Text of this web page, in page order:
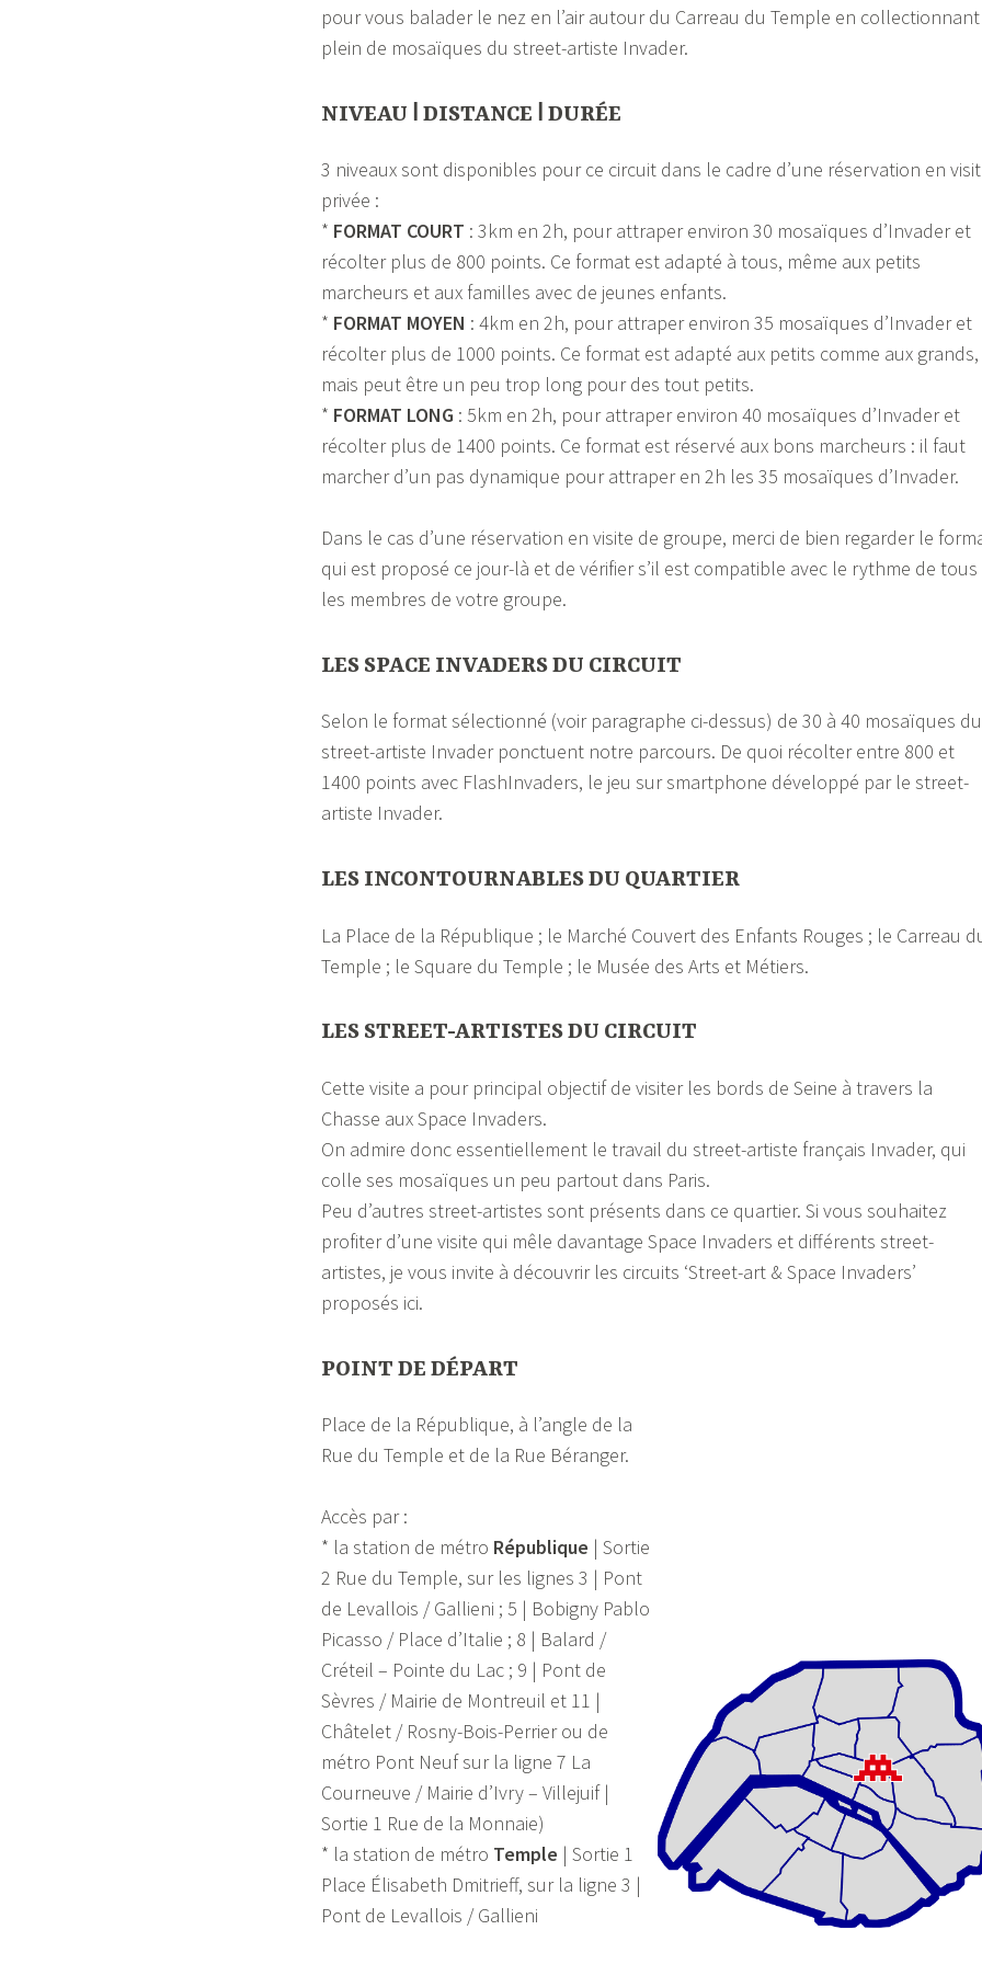
pour vous balader le nez en l’air autour du Carreau du Temple en collectionnant
plein de mosaïques du street-artiste Invader.
NIVEAU ǀ DISTANCE ǀ DURÉE
3 niveaux sont disponibles pour ce circuit dans le cadre d’une réservation en
privée :
* FORMAT COURT : 3km en 2h, pour attraper environ 30 mosaïques d’Invader et
récolter plus de 800 points. Ce format est adapté à tous, même aux petits
marcheurs et aux familles avec de jeunes enfants.
* FORMAT MOYEN : 4km en 2h, pour attraper environ 35 mosaïques d’Invader et
récolter plus de 1000 points. Ce format est adapté aux petits comme aux grands,
mais peut être un peu trop long pour des tout petits.
* FORMAT LONG : 5km en 2h, pour attraper environ 40 mosaïques d’Invader et
récolter plus de 1400 points. Ce format est réservé aux bons marcheurs : il faut
marcher d’un pas dynamique pour attraper en 2h les 35 mosaïques d’Invader.
Dans le cas d’une réservation en visite de groupe, merci de bien regarder le
qui est proposé ce jour-là et de vérifier s’il est compatible avec le rythme de tous
les membres de votre groupe.
LES SPACE INVADERS DU CIRCUIT
Selon le format sélectionné (voir paragraphe ci-dessus) de 30 à 40 mosaïques du
street-artiste Invader ponctuent notre parcours. De quoi récolter entre 800 et
1400 points avec FlashInvaders, le jeu sur smartphone développé par le street-
artiste Invader.
LES INCONTOURNABLES DU QUARTIER
La Place de la République ; le Marché Couvert des Enfants Rouges ; le Carreau
Temple ; le Square du Temple ; le Musée des Arts et Métiers.
LES STREET-ARTISTES DU CIRCUIT
Cette visite a pour principal objectif de visiter les bords de Seine à travers la
Chasse aux Space Invaders.
On admire donc essentiellement le travail du street-artiste français Invader, qui
colle ses mosaïques un peu partout dans Paris.
Peu d’autres street-artistes sont présents dans ce quartier. Si vous souhaitez
profiter d’une visite qui mêle davantage Space Invaders et différents street-
artistes, je vous invite à découvrir les circuits ‘Street-art & Space Invaders’
proposés ici.
POINT DE DÉPART
Place de la République, à l’angle de la
Rue du Temple et de la Rue Béranger.
Accès par :
* la station de métro République | Sortie
2 Rue du Temple, sur les lignes 3 | Pont
de Levallois / Gallieni ; 5 | Bobigny Pablo
Picasso / Place d’Italie ; 8 | Balard /
Créteil – Pointe du Lac ; 9 | Pont de
Sèvres / Mairie de Montreuil et 11 |
Châtelet / Rosny-Bois-Perrier ou de
métro Pont Neuf sur la ligne 7 La
Courneuve / Mairie d’Ivry – Villejuif |
Sortie 1 Rue de la Monnaie)
* la station de métro Temple | Sortie 1
Place Élisabeth Dmitrieff, sur la ligne 3 |
Pont de Levallois / Gallieni